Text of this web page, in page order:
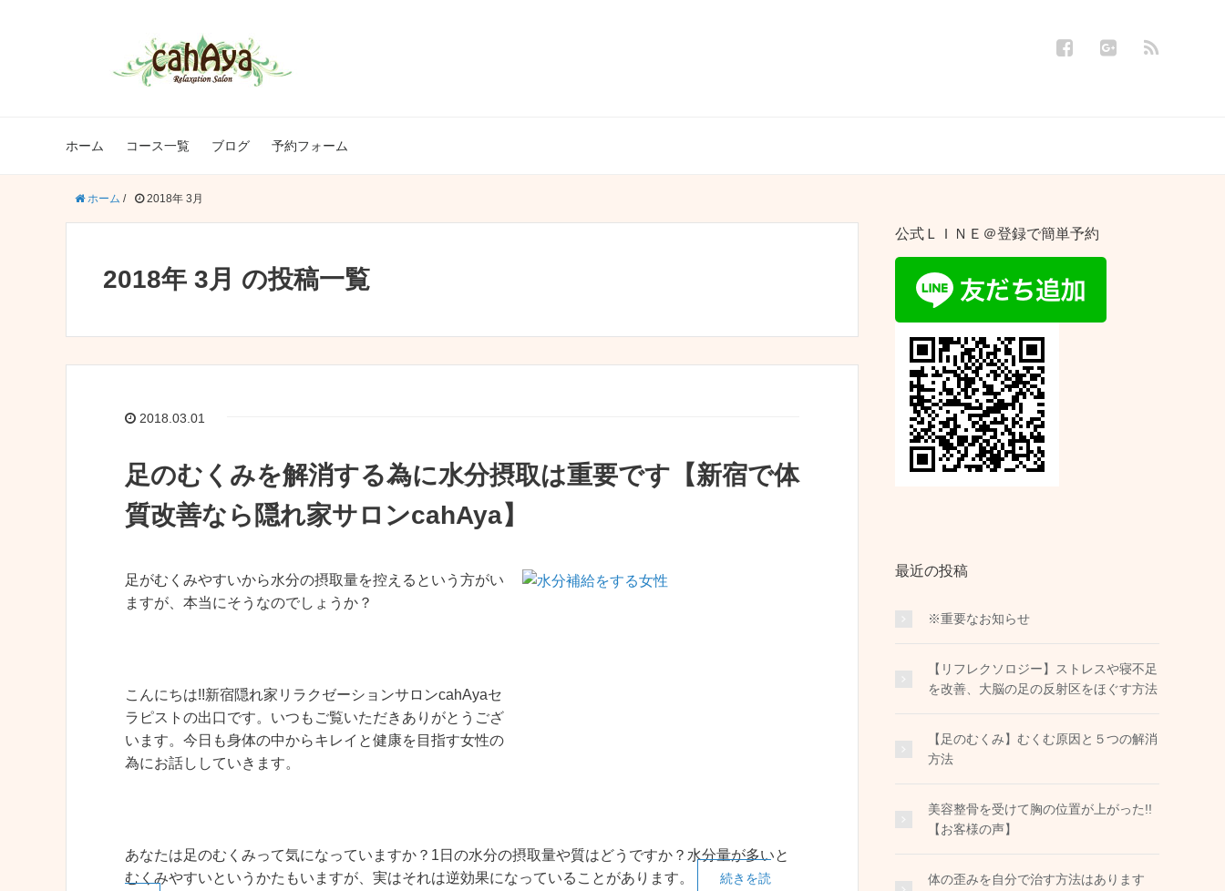
ホーム コース一覧 ブログ 予約フォーム
ホーム / 2018年 3月
2018年 3月 の投稿一覧
2018.03.01
足のむくみを解消する為に水分摂取は重要です【新宿で体
質改善なら隠れ家サロンcahAya】
足がむくみやすいから水分の摂取量を控えるという方がい
ますが、本当にそうなのでしょうか？
こんにちは!!新宿隠れ家リラクゼーションサロンcahAyaセ
ラピストの出口です。いつもご覧いただきありがとうござ
います。今日も身体の中からキレイと健康を目指す女性の
為にお話ししていきます。
あなたは足のむくみって気になっていますか？1日の水分の摂取量や質はどうですか？水分量が多いと
むくみやすいというかたもいますが、実はそれは逆効果になっていることがあります。
続きを読
公式ＬＩＮＥ＠登録で簡単予約
最近の投稿
※重要なお知らせ
【リフレクソロジー】ストレスや寝不足
を改善、大脳の足の反射区をほぐす方法
【足のむくみ】むくむ原因と５つの解消
方法
美容整骨を受けて胸の位置が上がった!!
【お客様の声】
体の歪みを自分で治す方法はあります